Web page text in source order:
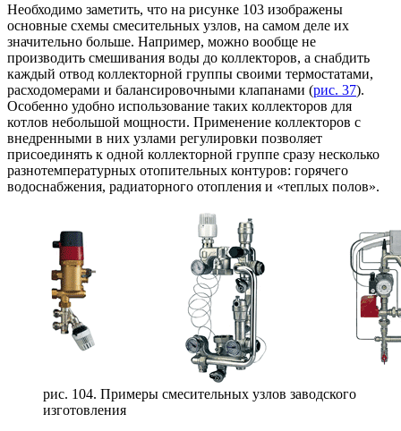
Необходимо заметить, что на рисунке 103 изображены
основные схемы смесительных узлов, на самом деле их
значительно больше. Например, можно вообще не
производить смешивания воды до коллекторов, а снабдить
каждый отвод коллекторной группы своими термостатами,
расходомерами и балансировочными клапанами (рис. 37).
Особенно удобно использование таких коллекторов для
котлов небольшой мощности. Применение коллекторов с
внедренными в них узлами регулировки позволяет
присоединять к одной коллекторной группе сразу несколько
разнотемпературных отопительных контуров: горячего
водоснабжения, радиаторного отопления и «теплых полов».
рис. 104. Примеры смесительных узлов заводского
изготовления